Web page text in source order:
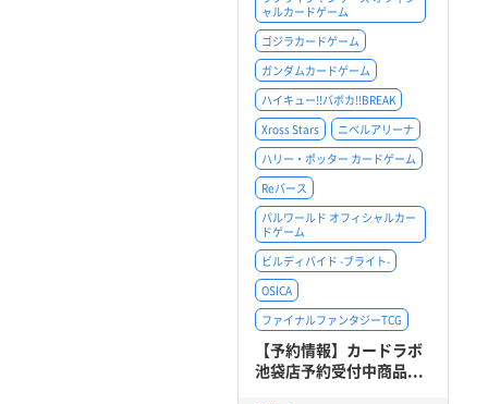
ャルカードゲーム
ゴジラカードゲーム
ガンダムカードゲーム
ハイキュー!!バボカ!!BREAK
Xross Stars
ニベルアリーナ
ハリー・ポッター カードゲーム
Reバース
パルワールド オフィシャルカー
ドゲーム
ビルディバイド -ブライト-
OSICA
ファイナルファンタジーTCG
【予約情報】カードラボ
池袋店予約受付中商品...